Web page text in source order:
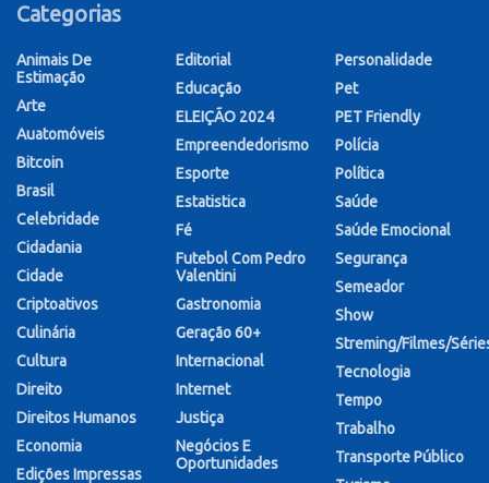
Categorias
Animais De
Estimação
Arte
Auatomóveis
Bitcoin
Brasil
Celebridade
Cidadania
Cidade
Criptoativos
Culinária
Cultura
Direito
Direitos Humanos
Economia
Edições Impressas
Editorial
Educação
ELEIÇÃO 2024
Empreendedorismo
Esporte
Estatistica
Fé
Futebol Com Pedro
Valentini
Gastronomia
Geração 60+
Internacional
Internet
Justiça
Negócios E
Oportunidades
Personalidade
Pet
PET Friendly
Polícia
Política
Saúde
Saúde Emocional
Segurança
Semeador
Show
Streming/Filmes/
Tecnologia
Tempo
Trabalho
Transporte Público